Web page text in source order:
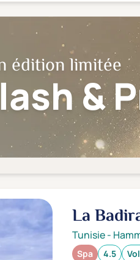
édition limitée
&
La
Tunisie-
Spa 4.5